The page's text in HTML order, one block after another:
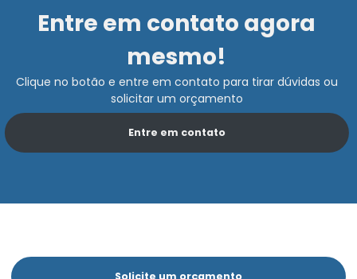
Entre em contato agora
mesmo!
Clique no botão e entre em contato para tirar dúvidas ou
solicitar um orçamento
Entre em contato
Solicite um orçamento